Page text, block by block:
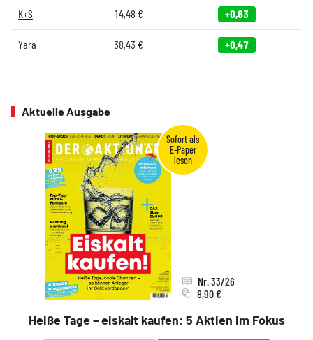
K+S 14,48 € +0,63
Yara 38,43 € +0,47
Aktuelle Ausgabe
Heiße Tage – eiskalt kaufen: 5 Aktien im Fokus
Nr. 33/26
8,90 €